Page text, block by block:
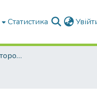
Статистика
Публікації авторів, сторонніх університету